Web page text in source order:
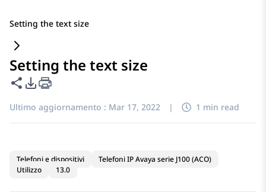
Setting the text size
Setting the text size
Condividi questa pagina
Opzioni di esportazione PDF
Ultimo aggiornamento : Mar 17, 2022 | 1 min read
Telefoni e dispositivi
Telefoni IP Avaya serie J100 (ACO)
Utilizzo
13.0